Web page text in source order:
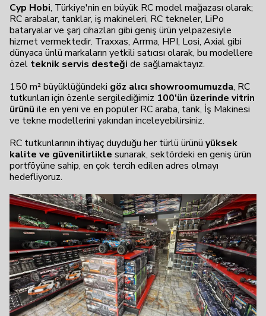
Cyp Hobi, Türkiye'nin en büyük RC model mağazası olarak;
RC arabalar, tanklar, iş makineleri, RC tekneler, LiPo
bataryalar ve şarj cihazları gibi geniş ürün yelpazesiyle
hizmet vermektedir. Traxxas, Arrma, HPI, Losi, Axial gibi
dünyaca ünlü markaların yetkili satıcısı olarak, bu modellere
özel teknik servis desteği de sağlamaktayız.
150 m² büyüklüğündeki göz alıcı showroomumuzda, RC
tutkunları için özenle sergilediğimiz 100'ün üzerinde vitrin
ürünü ile en yeni ve en popüler RC araba, tank, İş Makinesi
ve tekne modellerini yakından inceleyebilirsiniz.
RC tutkunlarının ihtiyaç duyduğu her türlü ürünü yüksek
kalite ve güvenilirlikle sunarak, sektördeki en geniş ürün
portföyüne sahip, en çok tercih edilen adres olmayı
hedefliyoruz.